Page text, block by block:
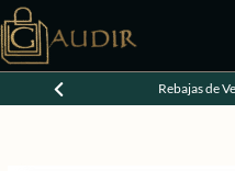
al
contenido
Rebajas de